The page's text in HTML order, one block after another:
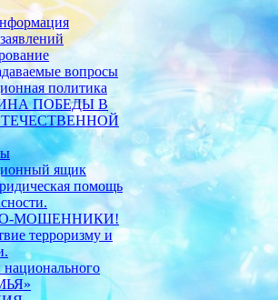
вопросы
политика
ПОБЕДЫ В
ящик
помощь
МОШЕННИКИ!
терроризму и